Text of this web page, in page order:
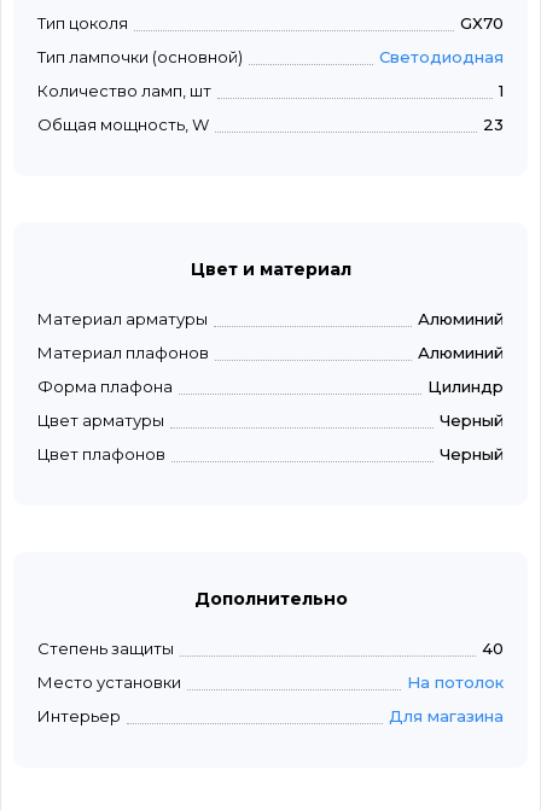
Тип цоколя
GX70
Тип лампочки (основной)
Светодиодная
Количество ламп, шт
1
Общая мощность, W
23
Цвет и материал
Материал арматуры
Алюминий
Материал плафонов
Алюминий
Форма плафона
Цилиндр
Цвет арматуры
Черный
Цвет плафонов
Черный
Дополнительно
Степень защиты
40
Место установки
На потолок
Интерьер
Для магазина